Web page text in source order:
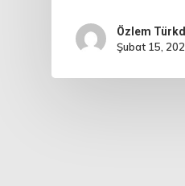
Özlem
Şubat 15,